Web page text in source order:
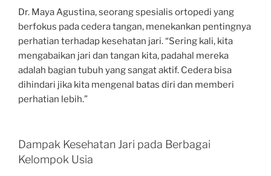
Dr. Maya Agustina, seorang spesialis ortopedi yang
berfokus pada cedera tangan, menekankan pentingnya
perhatian terhadap kesehatan jari. “Sering kali, kita
mengabaikan jari dan tangan kita, padahal mereka
adalah bagian tubuh yang sangat aktif. Cedera bisa
dihindari jika kita mengenal batas diri dan memberi
perhatian lebih.”
Dampak Kesehatan Jari pada Berbagai
Kelompok Usia